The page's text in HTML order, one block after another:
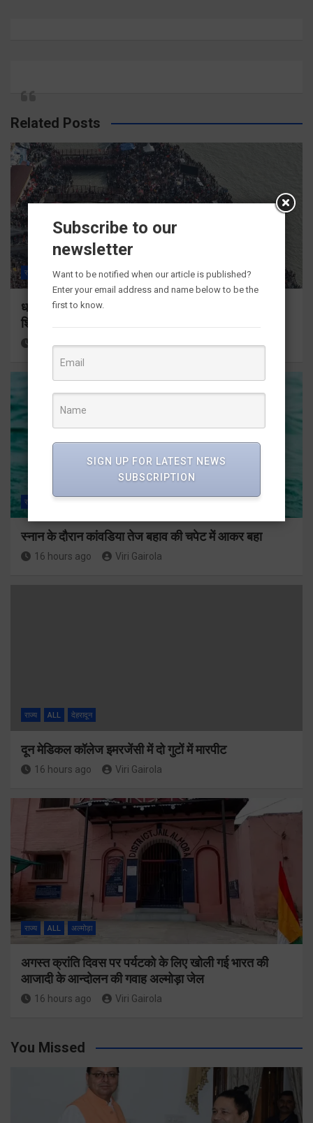
Related Posts
राज्य ALL हरिद्वार
धर्मनगरी हुई शिवभक्तों से गुलजार, जहां तक नजर डालों
शिवभक्त ही शिवभक्त
16 hours ago Viri Gairola
राज्य
स्नान के दौरान कांवडिया तेज बहाव की चपेट में आकर बहा
16 hours ago Viri Gairola
राज्य ALL देहरादून
दून मेडिकल कॉलेज इमरजेंसी में दो गुटों में मारपीट
16 hours ago Viri Gairola
राज्य ALL अल्मोड़ा
अगस्त क्रांति दिवस पर पर्यटको के लिए खोली गई भारत की
आजादी के आन्दोलन की गवाह अल्मोड़ा जेल
16 hours ago Viri Gairola
You Missed
Subscribe to our
newsletter
Want to be notified when our article is published?
Enter your email address and name below to be the
first to know.
SIGN UP FOR LATEST NEWS
SUBSCRIPTION